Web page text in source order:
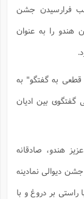
به مناسب فرارسیدن جشن
هندو را به عنوان
قطعی به گفتگو" به
گفتگوی بین ادیان
هندو، صادقانه
دیوالی نمادینه
راستی بر دروغ و با